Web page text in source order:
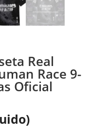
Real
Race 9-
Oficial